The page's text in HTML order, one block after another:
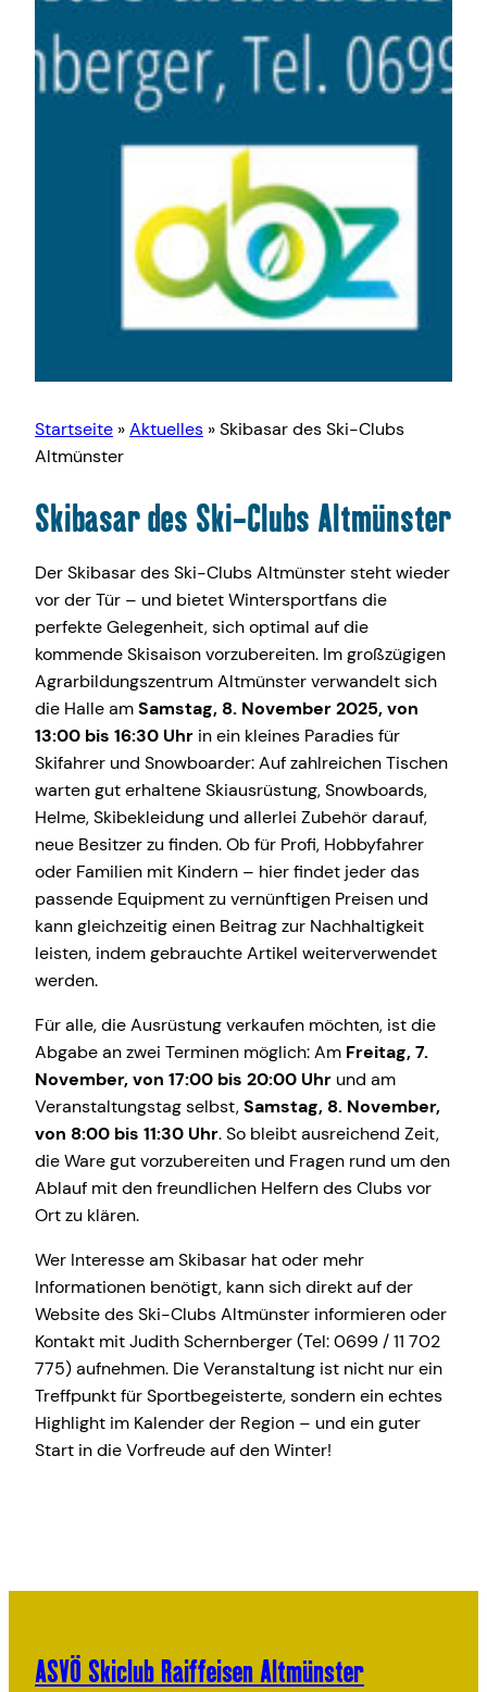
Startseite »Aktuelles »Skibasar des Ski-Clubs
Altmünster
Skibasar des Ski-Clubs Altmünster
Der Skibasar des Ski-Clubs Altmünster steht wieder
vor der Tür – und bietet Wintersportfans die
perfekte Gelegenheit, sich optimal auf die
kommende Skisaison vorzubereiten. Im großzügigen
Agrarbildungszentrum Altmünster verwandelt sich
die Halle amSamstag, 8. November 2025, von
13:00 bis 16:30 Uhr in ein kleines Paradies für
Skifahrer und Snowboarder: Auf zahlreichen Tischen
warten gut erhaltene Skiausrüstung, Snowboards,
Helme, Skibekleidung und allerlei Zubehör darauf,
neue Besitzer zu finden. Ob für Profi, Hobbyfahrer
oder Familien mit Kindern – hier findet jeder das
passende Equipment zu vernünftigen Preisen und
kann gleichzeitig einen Beitrag zur Nachhaltigkeit
leisten, indem gebrauchte Artikel weiterverwendet
werden.
Für alle, die Ausrüstung verkaufen möchten, ist die
Abgabe an zwei Terminen möglich: Am Freitag, 7.
November, von 17:00 bis 20:00 Uhr und am
Veranstaltungstag selbst,Samstag, 8. November,
von 8:00 bis 11:30 Uhr. So bleibt ausreichend Zeit,
die Ware gut vorzubereiten und Fragen rund um den
Ablauf mit den freundlichen Helfern des Clubs vor
Ort zu klären.
Wer Interesse am Skibasar hat oder mehr
Informationen benötigt, kann sich direkt auf der
Website des Ski-Clubs Altmünster informieren oder
Kontakt mit Judith Schernberger (Tel: 0699 / 11 702
775) aufnehmen. Die Veranstaltung ist nicht nur ein
Treffpunkt für Sportbegeisterte, sondern ein echtes
Highlight im Kalender der Region – und ein guter
Start in die Vorfreude auf den Winter!
ASVÖ Skiclub Raiffeisen Altmünster